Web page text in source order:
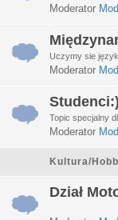
Moderator
Uczymy sie
Moderator
Studenci:)
Topic specjalny
Moderator
Kultura/
Dział